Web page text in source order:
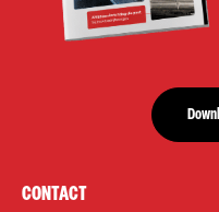
CONTACT